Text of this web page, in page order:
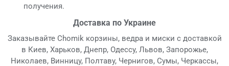
получения.
Доставка по Украине
Заказывайте Chomik корзины, ведра и миски с доставкой
в Киев, Харьков, Днепр, Одессу, Львов, Запорожье,
Николаев, Винницу, Полтаву, Чернигов, Сумы, Черкассы,